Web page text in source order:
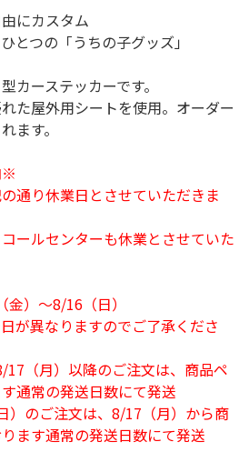
にカスタム
とつの「うちの子グッズ」
カーステッカーです。
た屋外用シートを使用。オーダー
ます。
※
通り休業日とさせていただきま
ールセンターも休業とさせていた
）～8/16（日）
が異なりますのでご了承くださ
17（月）以降のご注文は、商品ペ
通常の発送日数にて発送
）のご注文は、8/17（月）から商
ます通常の発送日数にて発送